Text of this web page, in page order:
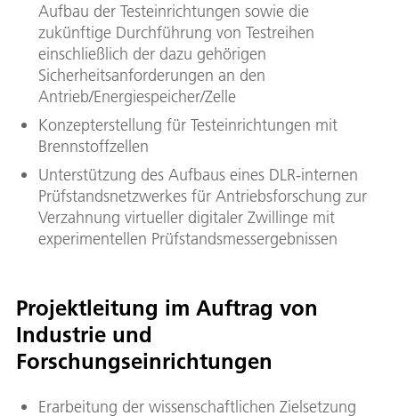
Aufbau der Testeinrichtungen sowie die
zukünftige Durchführung von Testreihen
einschließlich der dazu gehörigen
Sicherheitsanforderungen an den
Antrieb/Energiespeicher/Zelle
Konzepterstellung für Testeinrichtungen mit
Brennstoffzellen
Unterstützung des Aufbaus eines DLR-internen
Prüfstandsnetzwerkes für Antriebsforschung zur
Verzahnung virtueller digitaler Zwillinge mit
experimentellen Prüfstandsmessergebnissen
Projektleitung im Auftrag von
Industrie und
Forschungseinrichtungen
Erarbeitung der wissenschaftlichen Zielsetzung